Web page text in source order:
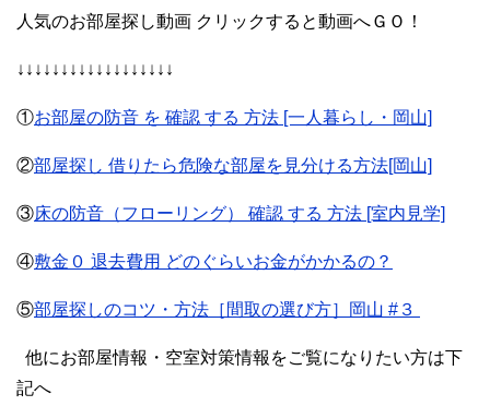
人気のお部屋探し動画 クリックすると動画へＧＯ！
↓↓↓↓↓↓↓↓↓↓↓↓↓↓↓↓↓↓
①お部屋の防音 を 確認 する 方法 [一人暮らし・岡山]
②部屋探し 借りたら危険な部屋を見分ける方法[岡山]
③床の防音（フローリング） 確認 する 方法 [室内見学]
④敷金０ 退去費用 どのぐらいお金がかかるの？
⑤部屋探しのコツ・方法［間取の選び方］岡山 #３
他にお部屋情報・空室対策情報をご覧になりたい方は下
記へ